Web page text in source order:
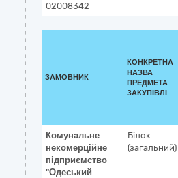
02008342
ЗАМОВНИК
КОНКРЕТНА
НАЗВА
ПРЕДМЕТА
ЗАКУПІВЛІ
Комунальне
некомерційне
підприємство
"Одеський
Білок
(загальний)